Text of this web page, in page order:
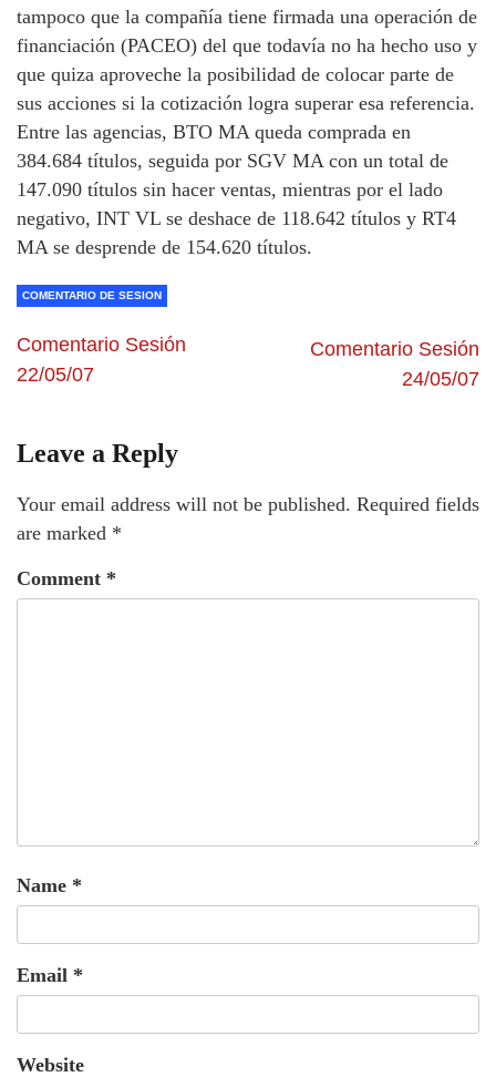
tampoco que la compañía tiene firmada una operación de
financiación (PACEO) del que todavía no ha hecho uso y
que quiza aproveche la posibilidad de colocar parte de
sus acciones si la cotización logra superar esa referencia.
Entre las agencias, BTO MA queda comprada en
384.684 títulos, seguida por SGV MA con un total de
147.090 títulos sin hacer ventas, mientras por el lado
negativo, INT VL se deshace de 118.642 títulos y RT4
MA se desprende de 154.620 títulos.
COMENTARIO DE SESION
Comentario Sesión
22/05/07
Comentario Sesión
24/05/07
Leave a Reply
Your email address will not be published. Required fields
are marked *
Comment *
Name *
Email *
Website